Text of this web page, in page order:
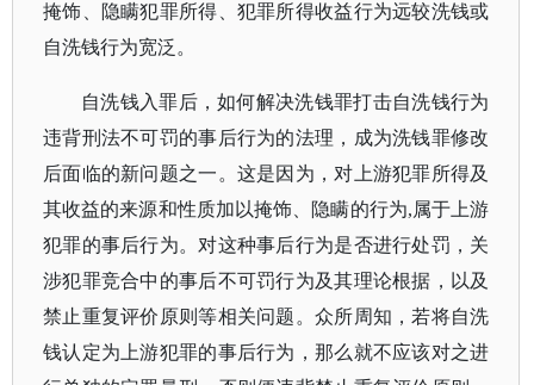
掩饰、隐瞒犯罪所得、犯罪所得收益行为远较洗钱或
自洗钱行为宽泛。
自洗钱入罪后，如何解决洗钱罪打击自洗钱行为
违背刑法不可罚的事后行为的法理，成为洗钱罪修改
后面临的新问题之一。这是因为，对上游犯罪所得及
其收益的来源和性质加以掩饰、隐瞒的行为,属于上游
犯罪的事后行为。对这种事后行为是否进行处罚，关
涉犯罪竞合中的事后不可罚行为及其理论根据，以及
禁止重复评价原则等相关问题。众所周知，若将自洗
钱认定为上游犯罪的事后行为，那么就不应该对之进